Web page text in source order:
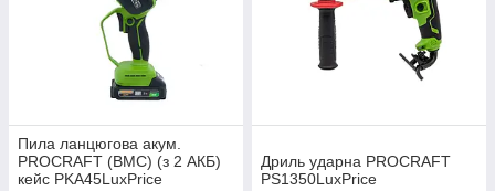
Пила ланцюгова акум.
PROCRAFT (ВМС) (з 2 АКБ)
кейс PKA45LuxPrice
Дриль ударна PROCRAFT
PS1350LuxPrice